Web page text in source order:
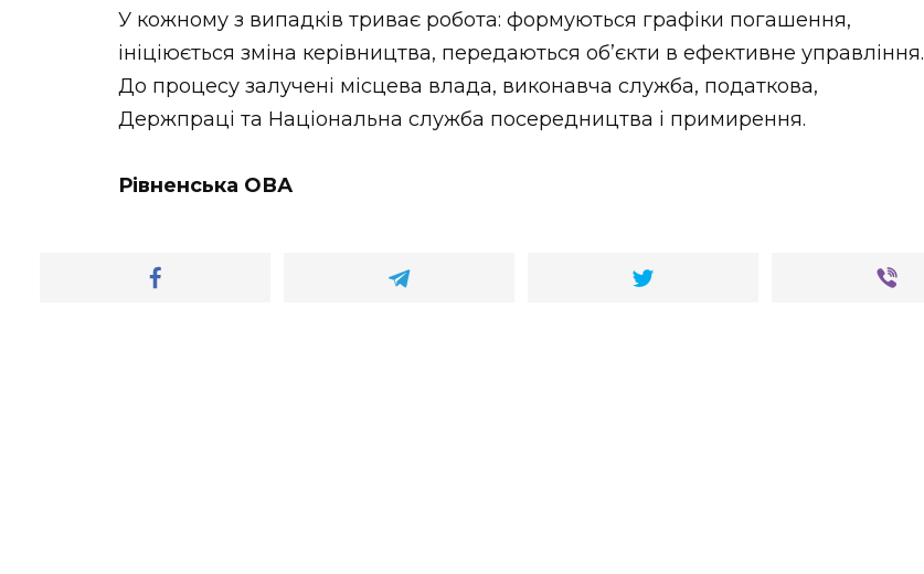
У кожному з випадків триває робота: формуються графіки погашення,
ініціюється зміна керівництва, передаються об’єкти в ефективне управління.
До процесу залучені місцева влада, виконавча служба, податкова,
Держпраці та Національна служба посередництва і примирення.
Рівненська ОВА